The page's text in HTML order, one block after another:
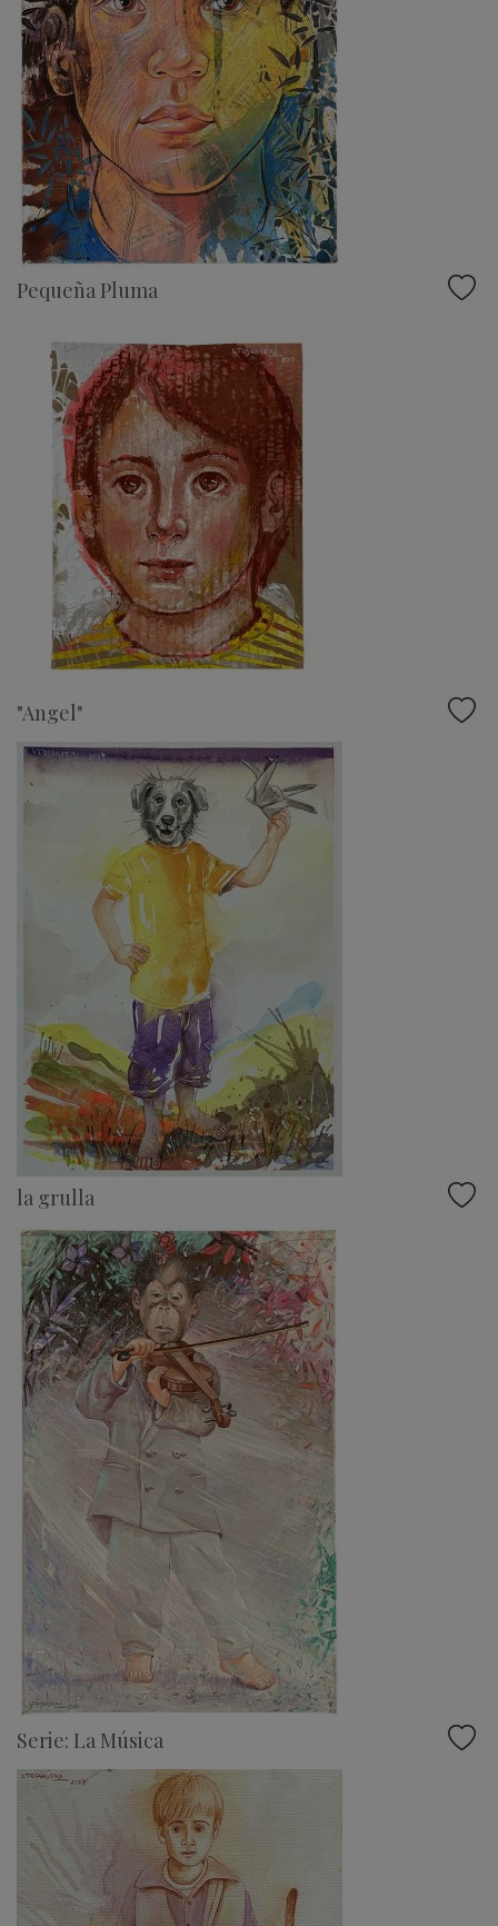
Pequeña Pluma
"Angel"
la grulla
Serie: La Música